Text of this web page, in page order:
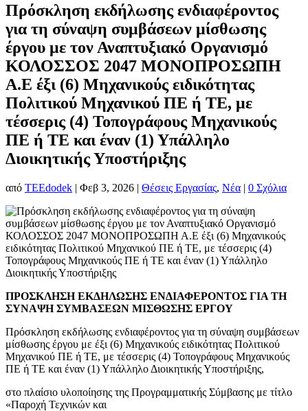
Πρόσκληση εκδήλωσης ενδιαφέροντος
για τη σύναψη συμβάσεων μίσθωσης
έργου με τον Αναπτυξιακό Οργανισμό
ΚΟΛΟΣΣΟΣ 2047 ΜΟΝΟΠΡΟΣΩΠΗ
Α.Ε έξι (6) Μηχανικούς ειδικότητας
Πολιτικού Μηχανικού ΠΕ ή ΤΕ, με
τέσσερις (4) Τοπογράφους Μηχανικούς
ΠΕ ή ΤΕ και έναν (1) Υπάλληλο
Διοικητικής Υποστήριξης
από TEEdodek | Φεβ 3, 2026 | Θέσεις Εργασίας, Νέα | 0 Σχόλια
ΠΡΟΣΚΛΗΣΗ ΕΚΔΗΛΩΣΗΣ ΕΝΔΙΑΦΕΡΟΝΤΟΣ ΓΙΑ ΤΗ
ΣΥΝΑΨΗ ΣΥΜΒΑΣΕΩΝ ΜΙΣΘΩΣΗΣ ΕΡΓΟΥ
Πρόσκληση εκδήλωσης ενδιαφέροντος για τη σύναψη συμβάσεων
μίσθωσης έργου με έξι (6) Μηχανικούς ειδικότητας Πολιτικού
Μηχανικού ΠΕ ή ΤΕ, με τέσσερις (4) Τοπογράφους Μηχανικούς
ΠΕ ή ΤΕ και έναν (1) Υπάλληλο Διοικητικής Υποστήριξης,
στο πλαίσιο υλοποίησης της Προγραμματικής Σύμβασης με τίτλο
«Παροχή Τεχνικών και